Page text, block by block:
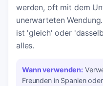
werden, oft mit dem
unerwarteten
ist 'gleich' oder
alles.
Wann verwenden:
Freunden in Spanien